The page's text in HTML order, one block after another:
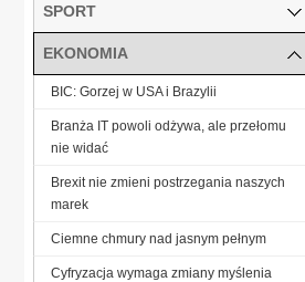
SPORT
EKONOMIA
BIC: Gorzej w USA i Brazylii
Branża IT powoli odżywa, ale przełomu
nie widać
Brexit nie zmieni postrzegania naszych
marek
Ciemne chmury nad jasnym pełnym
Cyfryzacja wymaga zmiany myślenia